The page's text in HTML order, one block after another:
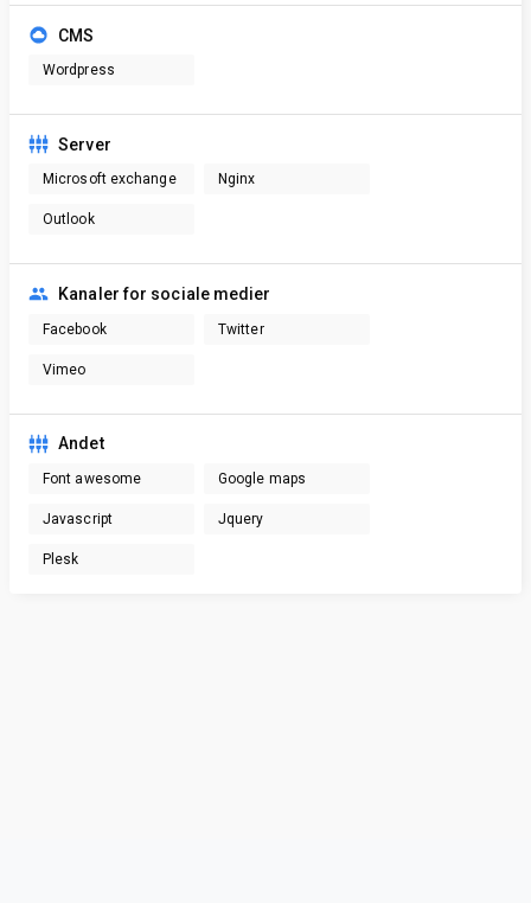
CMS
Wordpress
Server
Microsoft exchange Nginx
Outlook
Kanaler for sociale medier
Facebook Twitter
Vimeo
Andet
Font awesome Google maps
Javascript Jquery
Plesk